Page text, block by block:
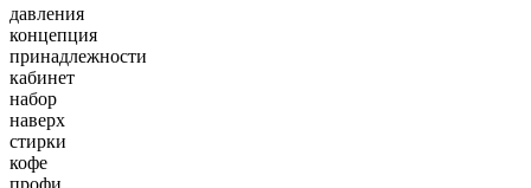
давления
концепция
принадлежности
кабинет
набор
наверх
стирки
кофе
профи